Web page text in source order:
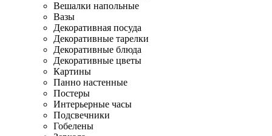
Вешалки напольные
Вазы
Декоративная посуда
Декоративные тарелки
Декоративные блюда
Декоративные цветы
Картины
Панно настенные
Постеры
Интерьерные часы
Подсвечники
Гобелены